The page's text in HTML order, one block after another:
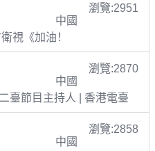
瀏覽:2951
中國
視《加油！
瀏覽:2870
中國
臺節目主持人 | 香港電臺
瀏覽:2858
中國